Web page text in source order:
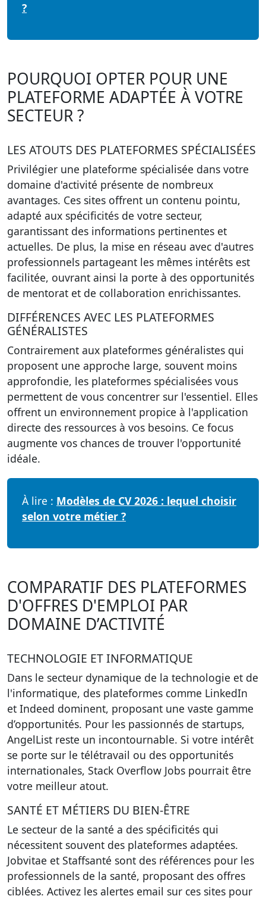
?
POURQUOI OPTER POUR UNE
PLATEFORME ADAPTÉE À VOTRE
SECTEUR ?
LES ATOUTS DES PLATEFORMES SPÉCIALISÉES
Privilégier une plateforme spécialisée dans votre
domaine d'activité présente de nombreux
avantages. Ces sites offrent un contenu pointu,
adapté aux spécificités de votre secteur,
garantissant des informations pertinentes et
actuelles. De plus, la mise en réseau avec d'autres
professionnels partageant les mêmes intérêts est
facilitée, ouvrant ainsi la porte à des opportunités
de mentorat et de collaboration enrichissantes.
DIFFÉRENCES AVEC LES PLATEFORMES
GÉNÉRALISTES
Contrairement aux plateformes généralistes qui
proposent une approche large, souvent moins
approfondie, les plateformes spécialisées vous
permettent de vous concentrer sur l'essentiel. Elles
offrent un environnement propice à l'application
directe des ressources à vos besoins. Ce focus
augmente vos chances de trouver l'opportunité
idéale.
À lire : Modèles de CV 2026 : lequel choisir
selon votre métier ?
COMPARATIF DES PLATEFORMES
D'OFFRES D'EMPLOI PAR
DOMAINE D’ACTIVITÉ
TECHNOLOGIE ET INFORMATIQUE
Dans le secteur dynamique de la technologie et de
l'informatique, des plateformes comme LinkedIn
et Indeed dominent, proposant une vaste gamme
d’opportunités. Pour les passionnés de startups,
AngelList reste un incontournable. Si votre intérêt
se porte sur le télétravail ou des opportunités
internationales, Stack Overflow Jobs pourrait être
votre meilleur atout.
SANTÉ ET MÉTIERS DU BIEN-ÊTRE
Le secteur de la santé a des spécificités qui
nécessitent souvent des plateformes adaptées.
Jobvitae et Staffsanté sont des références pour les
professionnels de la santé, proposant des offres
ciblées. Activez les alertes email sur ces sites pour